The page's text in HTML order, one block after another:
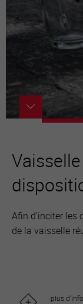
Afin d'inciter les
de la vaisselle
plus